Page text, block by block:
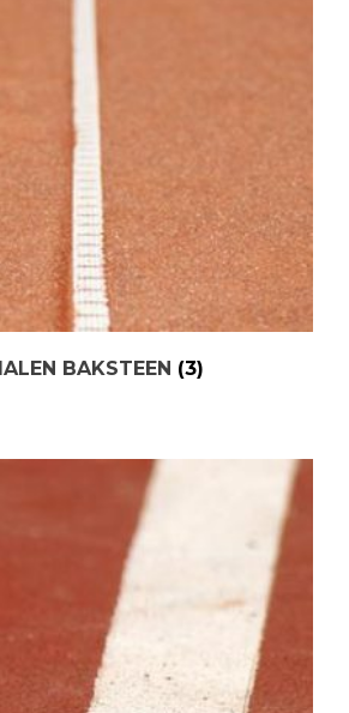
BAKSTEEN (3)